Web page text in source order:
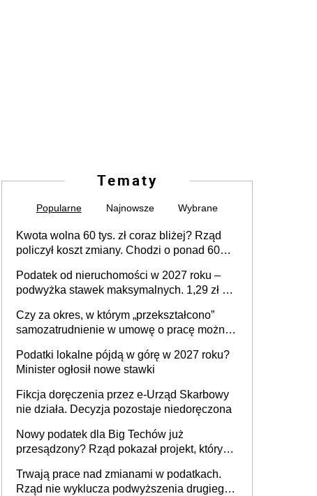
Tematy
Popularne Najnowsze Wybrane
Kwota wolna 60 tys. zł coraz bliżej? Rząd
policzył koszt zmiany. Chodzi o ponad 60
Podatek od nieruchomości w 2027 roku –
podwyżka stawek maksymalnych. 1,29 zł za
budynków i lokali związanych z
prowadzeniem działalności gospodarczej
Czy za okres, w którym „przekształcono”
samozatrudnienie w umowę o pracę można
umowy cywilnoprawnej jedynym
racjonalnym wyjściem
Podatki lokalne pójdą w górę w 2027 roku?
Minister ogłosił nowe stawki
Fikcja doręczenia przez e-Urząd Skarbowy
nie działa. Decyzja pozostaje niedoręczona
Nowy podatek dla Big Techów już
przesądzony? Rząd pokazał projekt, który
Trwają prace nad zmianami w podatkach.
Rząd nie wyklucza podwyższenia drugiego